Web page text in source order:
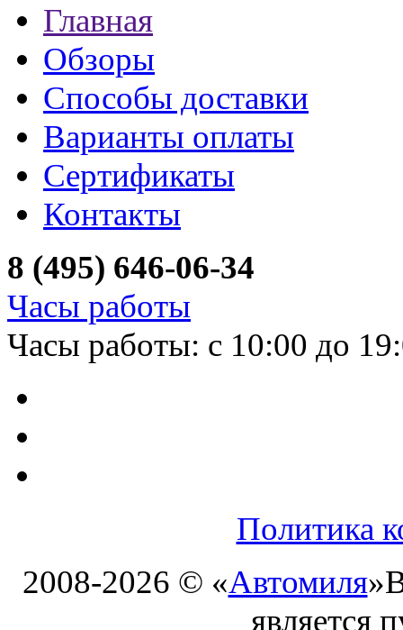
Главная
Обзоры
Способы доставки
Варианты оплаты
Сертификаты
Контакты
8 (495) 646-06-34
Часы работы
Часы работы: с 10:00 до
Политика
2008-2026 © «Автомиля»
является